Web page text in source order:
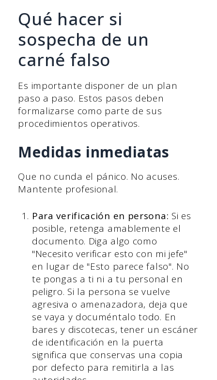
Qué hacer si
sospecha de un
carné falso
Es importante disponer de un plan
paso a paso. Estos pasos deben
formalizarse como parte de sus
procedimientos operativos.
Medidas inmediatas
Que no cunda el pánico. No acuses.
Mantente profesional.
Para verificación en persona: Si es
posible, retenga amablemente el
documento. Diga algo como
"Necesito verificar esto con mi jefe"
en lugar de "Esto parece falso". No
te pongas a ti ni a tu personal en
peligro. Si la persona se vuelve
agresiva o amenazadora, deja que
se vaya y documéntalo todo. En
bares y discotecas, tener un escáner
de identificación en la puerta
significa que conservas una copia
por defecto para remitirla a las